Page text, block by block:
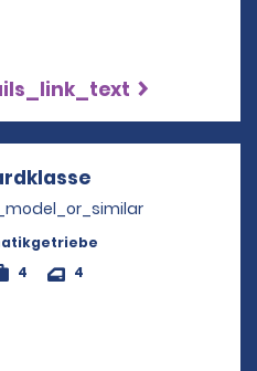
Opens in a new
4 4